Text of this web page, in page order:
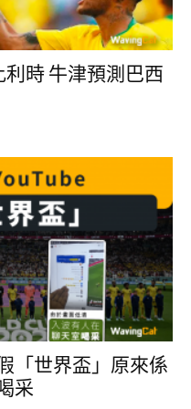
時 牛津預測巴西
「世界盃」原來係
采